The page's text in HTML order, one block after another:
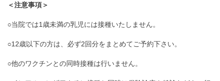
＜注意事項＞
○当院では1歳未満の乳児には接種いたしません。
○12歳以下の方は、必ず2回分をまとめてご予約下さい。
○他のワクチンとの同時接種は行いません。